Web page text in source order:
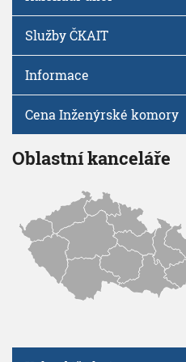
Služby ČKAIT
Informace
Cena Inženýrské komory
Oblastní kanceláře